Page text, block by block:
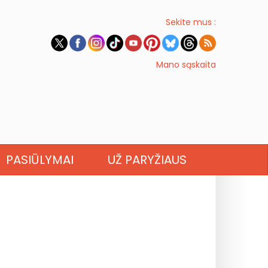
Sekite mus :
Mano sąskaita
PASIŪLYMAI UŽ PARYŽIAUS